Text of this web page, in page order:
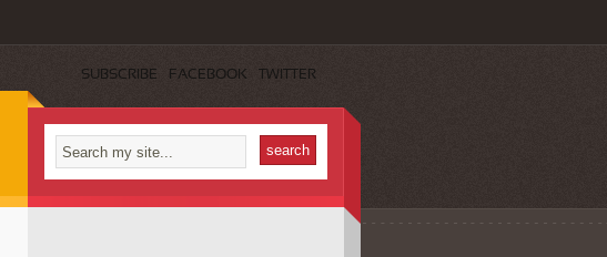
SUBSCRIBE FACEBOOK TWITTER